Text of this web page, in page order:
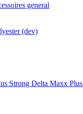
general
(dev)
Strong Delta Maxx Plus